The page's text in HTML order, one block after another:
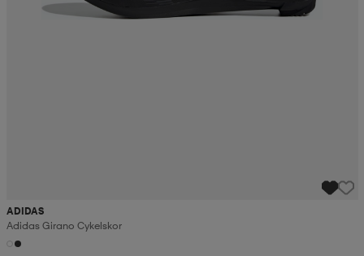
ADIDAS
Adidas Girano Cykelskor